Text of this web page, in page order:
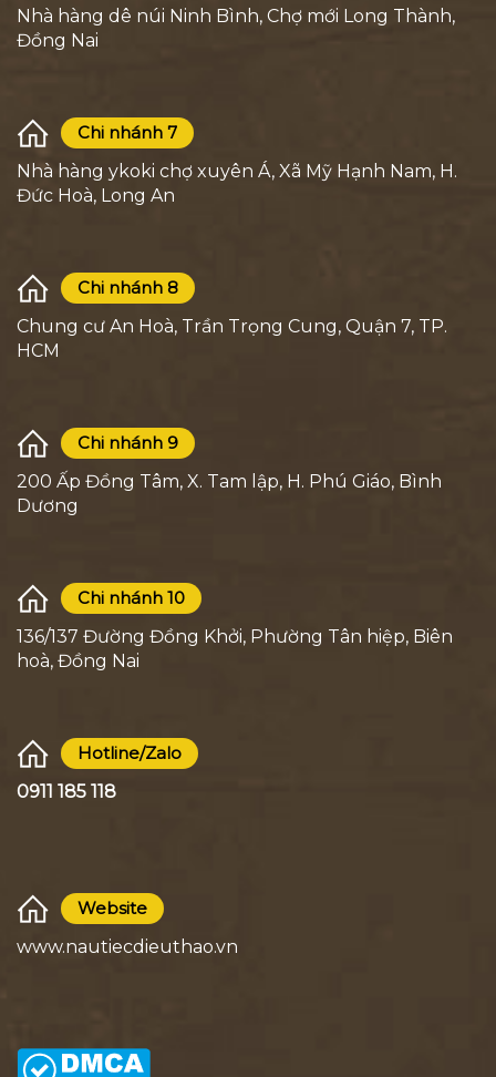
Nhà hàng dê núi Ninh Bình, Chợ mới Long Thành,
Đồng Nai
Chi nhánh 7
Nhà hàng ykoki chợ xuyên Á, Xã Mỹ Hạnh Nam, H.
Đức Hoà, Long An
Chi nhánh 8
Chung cư An Hoà, Trần Trọng Cung, Quận 7, TP.
HCM
Chi nhánh 9
200 Ấp Đồng Tâm, X. Tam lập, H. Phú Giáo, Bình
Dương
Chi nhánh 10
136/137 Đường Đồng Khởi, Phường Tân hiệp, Biên
hoà, Đồng Nai
Hotline/Zalo
0911 185 118
Website
www.nautiecdieuthao.vn